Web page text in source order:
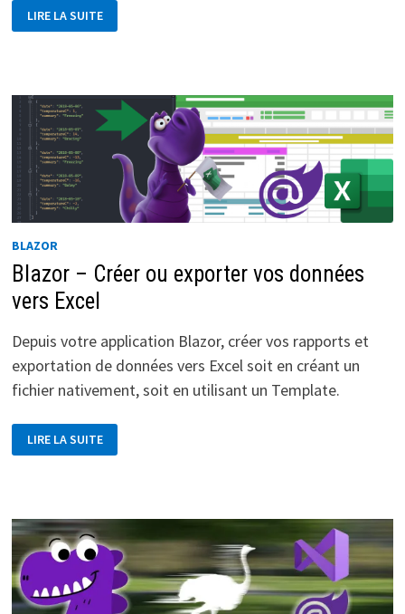
BLAZOR
–
ASTUCE
.RESX
DANS
UNE
CLASSE
LIRE LA SUITE
BLAZOR
Blazor – Créer ou exporter vos données
vers Excel
Depuis votre application Blazor, créer vos rapports et
exportation de données vers Excel soit en créant un
fichier nativement, soit en utilisant un Template.
–
CRÉER
VERS
EXCEL
LIRE LA SUITE